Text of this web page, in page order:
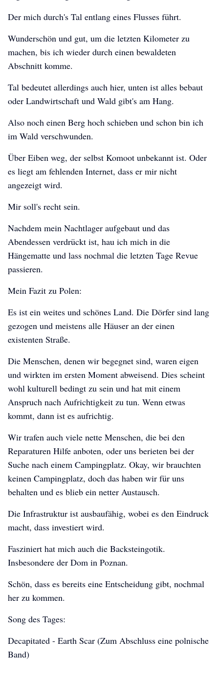
Der mich durch's Tal entlang eines Flusses führt.
Wunderschön und gut, um die letzten Kilometer zu
machen, bis ich wieder durch einen bewaldeten
Abschnitt komme.
Tal bedeutet allerdings auch hier, unten ist alles bebaut
oder Landwirtschaft und Wald gibt's am Hang.
Also noch einen Berg hoch schieben und schon bin ich
im Wald verschwunden.
Über Eiben weg, der selbst Komoot unbekannt ist. Oder
es liegt am fehlenden Internet, dass er mir nicht
angezeigt wird.
Mir soll's recht sein.
Nachdem mein Nachtlager aufgebaut und das
Abendessen verdrückt ist, hau ich mich in die
Hängematte und lass nochmal die letzten Tage Revue
passieren.
Mein Fazit zu Polen:
Es ist ein weites und schönes Land. Die Dörfer sind lang
gezogen und meistens alle Häuser an der einen
existenten Straße.
Die Menschen, denen wir begegnet sind, waren eigen
und wirkten im ersten Moment abweisend. Dies scheint
wohl kulturell bedingt zu sein und hat mit einem
Anspruch nach Aufrichtigkeit zu tun. Wenn etwas
kommt, dann ist es aufrichtig.
Wir trafen auch viele nette Menschen, die bei den
Reparaturen Hilfe anboten, oder uns berieten bei der
Suche nach einem Campingplatz. Okay, wir brauchten
keinen Campingplatz, doch das haben wir für uns
behalten und es blieb ein netter Austausch.
Die Infrastruktur ist ausbaufähig, wobei es den Eindruck
macht, dass investiert wird.
Fasziniert hat mich auch die Backsteingotik.
Insbesondere der Dom in Poznan.
Schön, dass es bereits eine Entscheidung gibt, nochmal
her zu kommen.
Song des Tages:
Decapitated - Earth Scar (Zum Abschluss eine polnische
Band)